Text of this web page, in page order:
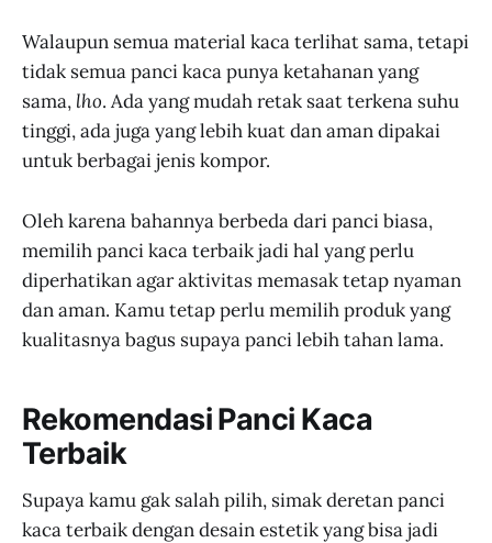
Walaupun semua material kaca terlihat sama, tetapi
tidak semua panci kaca punya ketahanan yang
sama, lho. Ada yang mudah retak saat terkena suhu
tinggi, ada juga yang lebih kuat dan aman dipakai
untuk berbagai jenis kompor.
Oleh karena bahannya berbeda dari panci biasa,
memilih panci kaca terbaik jadi hal yang perlu
diperhatikan agar aktivitas memasak tetap nyaman
dan aman. Kamu tetap perlu memilih produk yang
kualitasnya bagus supaya panci lebih tahan lama.
Rekomendasi Panci Kaca
Terbaik
Supaya kamu gak salah pilih, simak deretan panci
kaca terbaik dengan desain estetik yang bisa jadi